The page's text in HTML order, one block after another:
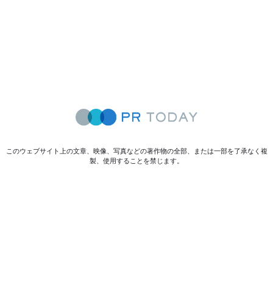
このウェブサイト上の文章、映像、写真などの著作物の全部、または一部を了承なく複
製、使用することを禁じます。